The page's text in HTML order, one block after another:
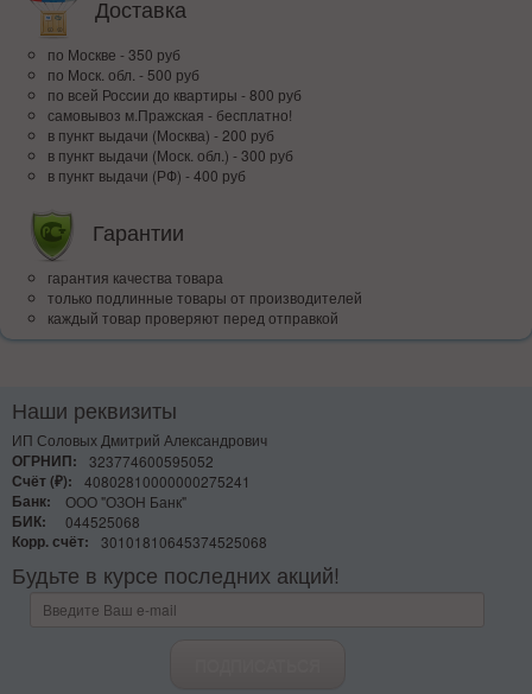
Доставка
по Москве - 350 руб
по Моск. обл. - 500 руб
по всей Росcии до квартиры - 800 руб
самовывоз м.Пражская - бесплатно!
в пункт выдачи (Москва) - 200 руб
в пункт выдачи (Моск. обл.) - 300 руб
в пункт выдачи (РФ) - 400 руб
Гарантии
гарантия качества товара
только подлинные товары от производителей
каждый товар проверяют перед отправкой
Наши реквизиты
ИП Соловых Дмитрий Александрович
ОГРНИП:
323774600595052
Счёт (₽):
40802810000000275241
Банк:
ООО "ОЗОН Банк"
БИК:
044525068
Корр. счёт:
30101810645374525068
Будьте в курсе последних акций!